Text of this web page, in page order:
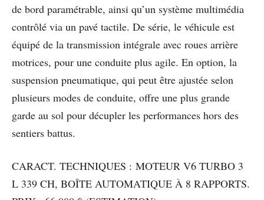
de bord paramétrable, ainsi qu’un système multimédia
contrôlé via un pavé tactile. De série, le véhicule est
équipé de la transmission intégrale avec roues arrière
motrices, pour une conduite plus agile. En option, la
suspension pneumatique, qui peut être ajustée selon
plusieurs modes de conduite, offre une plus grande
garde au sol pour décupler les performances hors des
sentiers battus.
CARACT. TECHNIQUES : MOTEUR V6 TURBO 3
L 339 CH, BOÎTE AUTOMATIQUE À 8 RAPPORTS.